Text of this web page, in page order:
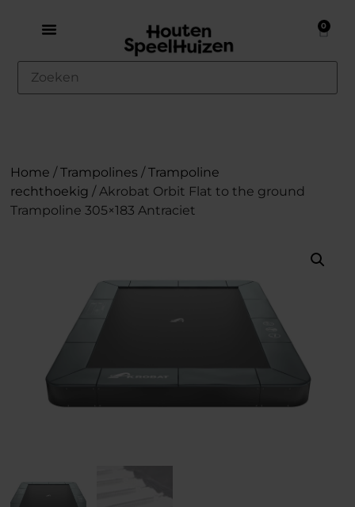
0
Home /Trampolines /Trampoline
rechthoekig / Akrobat Orbit Flat to the ground
Trampoline 305×183 Antraciet